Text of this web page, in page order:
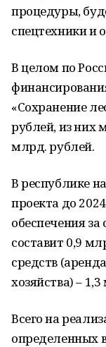
процедуры,
спецтехники и
В целом по
«Сохранение
рублей, из них
млрд. рублей.
В республике
проекта до
обеспечения
составит 0,9
средств
хозяйства) –
Всего на
определенных